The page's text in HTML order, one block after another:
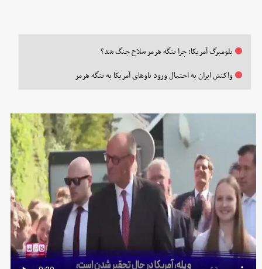
بلومبرگ آمریکا: چرا تنگه هرمز سلاح جنگ شد؟
واکنش ایران به احتمال ورود ناوهای آمریکا به تنگه هرمز